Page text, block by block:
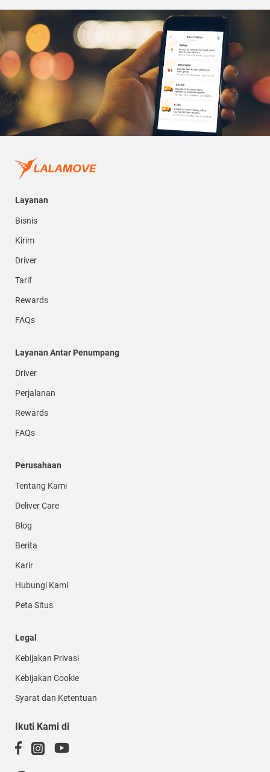
Layanan
Bisnis
Kirim
Driver
Tarif
Rewards
FAQs
Layanan Antar Penumpang
Driver
Perjalanan
Rewards
FAQs
Perusahaan
Tentang Kami
Deliver Care
Blog
Berita
Karir
Hubungi Kami
Peta Situs
Legal
Kebijakan Privasi
Kebijakan Cookie
Syarat dan Ketentuan
Ikuti Kami di